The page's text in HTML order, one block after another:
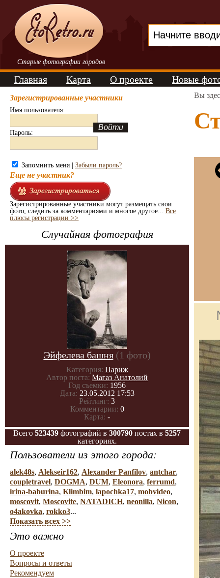
Старые фотографии городов
Главная Карта О проекте Новые
Зарегистрированные участники
Имя пользователя:
Пароль:
Запомнить меня | Забыли пароль?
Еще не участник?
Зарегистрированные участники могут размещать свои
фото, следить за комментариями и многое другое... Все
плюсы регистрации >>
Случайная фотография
Эйфелева башня (1 фото)
Категория: Париж
Автор поста: Магаз Анатолий
Год съемки: 1956
Дата: 23.05.2012 17:53
Рейтинг: 3
Комментарии: 0
Карта: -
Всего 523439 фотографий в 300790 постах в 5257
категориях.
Пользователи из этого города:
alek48s, Alekseir162, Alexander Panfilov, antchar,
coupletravel, DOGMA, DUM, Eleonora, ferrumd,
irina-baburina, Klimbim, lapochka17, mobvideo,
moscovit, Moscovite, NATADICH, neonilla, Nicon,
o4akovka, rokko3...
Показать всех >>
Это важно
О проекте
Вопросы и ответы
Рекомендуем
Вы